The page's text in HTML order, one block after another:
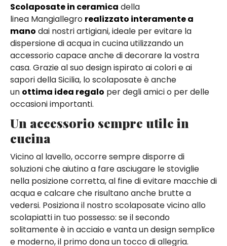
Scolaposate in ceramica della
linea Mangiallegro realizzato interamente a
mano dai nostri artigiani, ideale per evitare la
dispersione di acqua in cucina utilizzando un
accessorio capace anche di decorare la vostra
casa. Grazie al suo design ispirato ai colori e ai
sapori della Sicilia, lo scolaposate è anche
un ottima idea regalo per degli amici o per delle
occasioni importanti.
Un accessorio sempre utile in
cucina
Vicino al lavello, occorre sempre disporre di
soluzioni che aiutino a fare asciugare le stoviglie
nella posizione corretta, al fine di evitare macchie di
acqua e calcare che risultano anche brutte a
vedersi. Posiziona il nostro scolaposate vicino allo
scolapiatti in tuo possesso: se il secondo
solitamente è in acciaio e vanta un design semplice
e moderno, il primo dona un tocco di allegria.